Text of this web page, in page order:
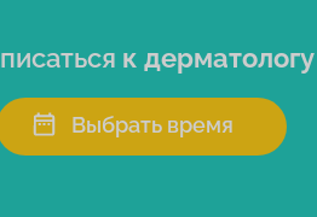
к дерматологу
Выбрать время